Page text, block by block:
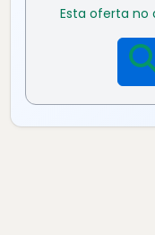
Esta oferta no